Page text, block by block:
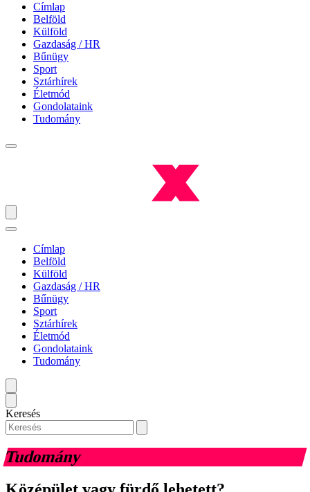
Címlap
Belföld
Külföld
Gazdaság / HR
Bűnügy
Sport
Sztárhírek
Életmód
Gondolataink
Tudomány
Címlap
Belföld
Külföld
Gazdaság / HR
Bűnügy
Sport
Sztárhírek
Életmód
Gondolataink
Tudomány
Keresés
Tudomány